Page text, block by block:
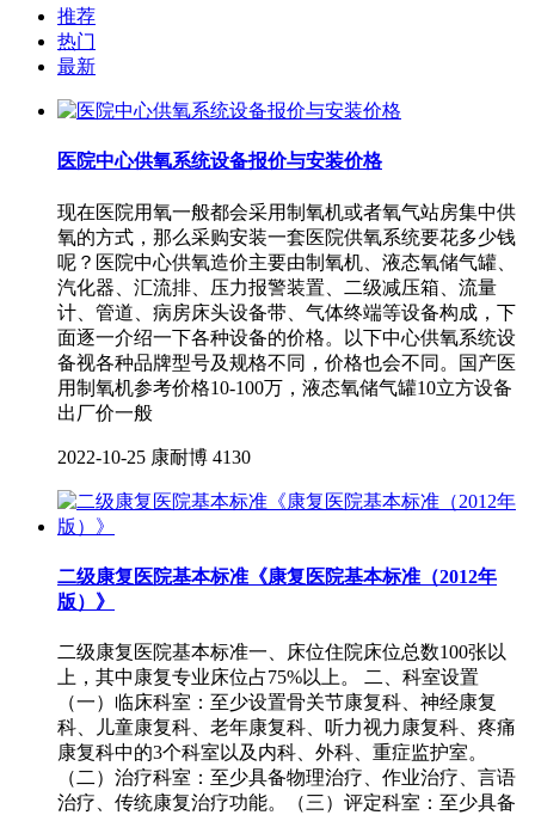
推荐
热门
最新
医院中心供氧系统设备报价与安装价格
现在医院用氧一般都会采用制氧机或者氧气站房集中供
氧的方式，那么采购安装一套医院供氧系统要花多少钱
呢？医院中心供氧造价主要由制氧机、液态氧储气罐、
汽化器、汇流排、压力报警装置、二级减压箱、流量
计、管道、病房床头设备带、气体终端等设备构成，下
面逐一介绍一下各种设备的价格。以下中心供氧系统设
备视各种品牌型号及规格不同，价格也会不同。国产医
用制氧机参考价格10-100万，液态氧储气罐10立方设备
出厂价一般
2022-10-25 康耐博 4130
二级康复医院基本标准《康复医院基本标准（2012年
版）》
二级康复医院基本标准一、床位住院床位总数100张以
上，其中康复专业床位占75%以上。 二、科室设置
（一）临床科室：至少设置骨关节康复科、神经康复
科、儿童康复科、老年康复科、听力视力康复科、疼痛
康复科中的3个科室以及内科、外科、重症监护室。
（二）治疗科室：至少具备物理治疗、作业治疗、言语
治疗、传统康复治疗功能。（三）评定科室：至少具备